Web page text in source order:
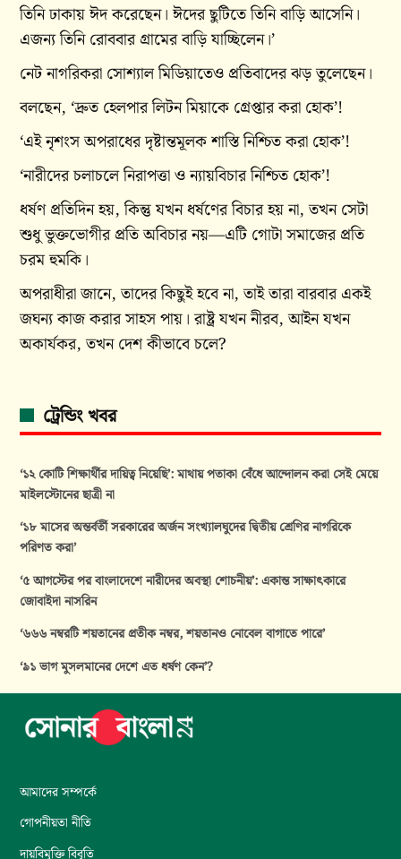
তিনি ঢাকায় ঈদ করেছেন। ঈদের ছুটিতে তিনি বাড়ি আসেনি।
এজন্য তিনি রোববার গ্রামের বাড়ি যাচ্ছিলেন।’
নেট নাগরিকরা সোশ্যাল মিডিয়াতেও প্রতিবাদের ঝড় তুলেছেন।
বলছেন, ‘দ্রুত হেলপার লিটন মিয়াকে গ্রেপ্তার করা হোক’!
‘এই নৃশংস অপরাধের দৃষ্টান্তমূলক শাস্তি নিশ্চিত করা হোক’!
‘নারীদের চলাচলে নিরাপত্তা ও ন্যায়বিচার নিশ্চিত হোক’!
ধর্ষণ প্রতিদিন হয়, কিন্তু যখন ধর্ষণের বিচার হয় না, তখন সেটা
শুধু ভুক্তভোগীর প্রতি অবিচার নয়—এটি গোটা সমাজের প্রতি
চরম হুমকি।
অপরাধীরা জানে, তাদের কিছুই হবে না, তাই তারা বারবার একই
জঘন্য কাজ করার সাহস পায়। রাষ্ট্র যখন নীরব, আইন যখন
অকার্যকর, তখন দেশ কীভাবে চলে?
ট্রেন্ডিং খবর
‘১২ কোটি শিক্ষার্থীর দায়িত্ব নিয়েছি’: মাথায় পতাকা বেঁধে আন্দোলন করা সেই মেয়ে
মাইলস্টোনের ছাত্রী না
‘১৮ মাসের অন্তর্বর্তী সরকারের অর্জন সংখ্যালঘুদের দ্বিতীয় শ্রেণির নাগরিকে
পরিণত করা’
‘৫ আগস্টের পর বাংলাদেশে নারীদের অবস্থা শোচনীয়’: একান্ত সাক্ষাৎকারে
জোবাইদা নাসরিন
‘৬৬৬ নম্বরটি শয়তানের প্রতীক নম্বর, শয়তানও নোবেল বাগাতে পারে’
‘৯১ ভাগ মুসলমানের দেশে এত ধর্ষণ কেন’?
আমাদের সম্পর্কে
গোপনীয়তা নীতি
দায়বিমুক্তি বিবৃতি